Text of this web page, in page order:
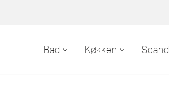
Bad Køkken